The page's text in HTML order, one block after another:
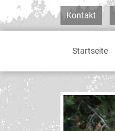
Kontakt
Startseite